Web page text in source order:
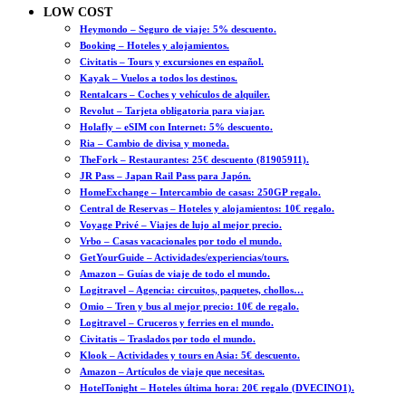
LOW COST
Heymondo – Seguro de viaje: 5% descuento.
Booking – Hoteles y alojamientos.
Civitatis – Tours y excursiones en español.
Kayak – Vuelos a todos los destinos.
Rentalcars – Coches y vehículos de alquiler.
Revolut – Tarjeta obligatoria para viajar.
Holafly – eSIM con Internet: 5% descuento.
Ria – Cambio de divisa y moneda.
TheFork – Restaurantes: 25€ descuento (81905911).
JR Pass – Japan Rail Pass para Japón.
HomeExchange – Intercambio de casas: 250GP regalo.
Central de Reservas – Hoteles y alojamientos: 10€ regalo.
Voyage Privé – Viajes de lujo al mejor precio.
Vrbo – Casas vacacionales por todo el mundo.
GetYourGuide – Actividades/experiencias/tours.
Amazon – Guías de viaje de todo el mundo.
Logitravel – Agencia: circuitos, paquetes, chollos…
Omio – Tren y bus al mejor precio: 10€ de regalo.
Logitravel – Cruceros y ferries en el mundo.
Civitatis – Traslados por todo el mundo.
Klook – Actividades y tours en Asia: 5€ descuento.
Amazon – Artículos de viaje que necesitas.
HotelTonight – Hoteles última hora: 20€ regalo (DVECINO1).